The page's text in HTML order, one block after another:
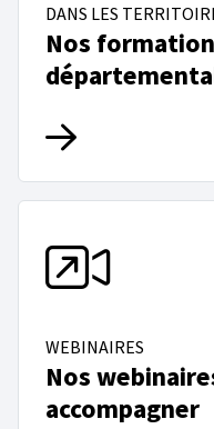
DANS LES
Nos
WEBINAIRES
Nos
accompagner